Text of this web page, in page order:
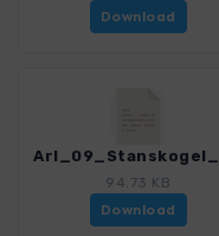
Download
94.73 KB
Download